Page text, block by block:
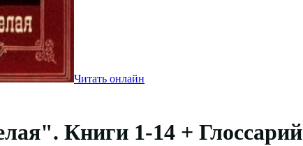
Читать онлайн
Книги 1-14 + Глоссарий